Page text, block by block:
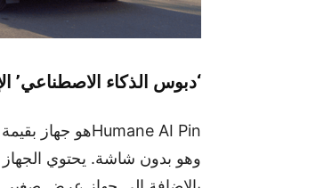
‘دبوس الذكاء الاصطناعي’